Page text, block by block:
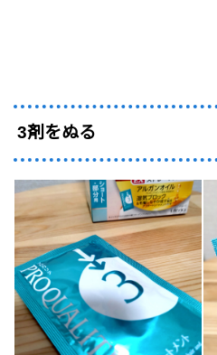
3剤をぬる